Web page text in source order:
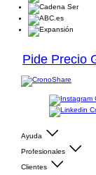
Pide Precio
Ayuda
Profesionales
Clientes